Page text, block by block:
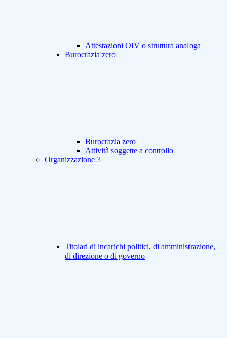
Attestazioni OIV o struttura analoga
Burocrazia zero
Burocrazia zero
Attività soggette a controllo
Organizzazione 3
Titolari di incarichi politici, di amministrazione,
di direzione o di governo